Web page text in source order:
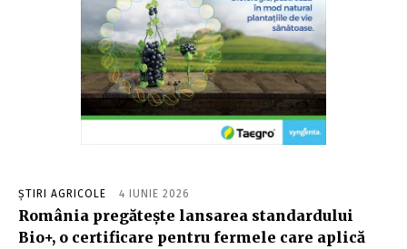
ȘTIRI AGRICOLE 4 IUNIE 2026
România pregătește lansarea standardului
Bio+, o certificare pentru fermele care aplică